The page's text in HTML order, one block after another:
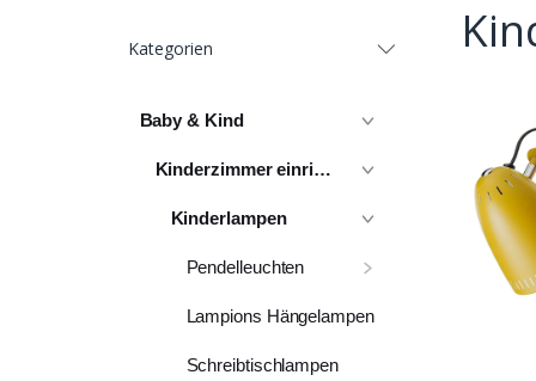
Kategorien
Baby & Kind
Kinderzimmer einrichten
Kinderlampen
Pendelleuchten
Lampions Hängelampen
Schreibtischlampen